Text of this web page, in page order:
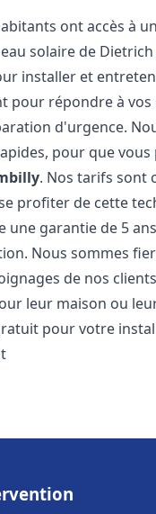
ont accès à
solaire de
installer et
pour répondre à
d'urgence.
pour que
. Nos tarifs sont
profiter de cette
garantie de 5
Nous sommes
de nos
leur maison ou
pour votre